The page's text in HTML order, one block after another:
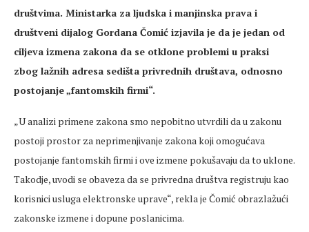
društvima. Ministarka za ljudska i manjinska prava i
društveni dijalog Gordana Čomić izjavila je da je jedan od
ciljeva izmena zakona da se otklone problemi u praksi
zbog lažnih adresa sedišta privrednih društava, odnosno
postojanje „fantomskih firmi“.
„U analizi primene zakona smo nepobitno utvrdili da u zakonu
postoji prostor za neprimenjivanje zakona koji omogućava
postojanje fantomskih firmi i ove izmene pokušavaju da to uklone.
Takodje, uvodi se obaveza da se privredna društva registruju kao
korisnici usluga elektronske uprave“, rekla je Čomić obrazlažući
zakonske izmene i dopune poslanicima.